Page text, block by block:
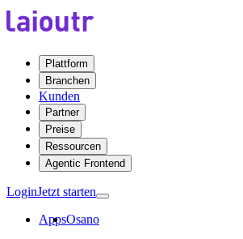
Plattform
Branchen
Kunden
Partner
Preise
Ressourcen
Agentic Frontend
LoginJetzt starten
AppsOsano